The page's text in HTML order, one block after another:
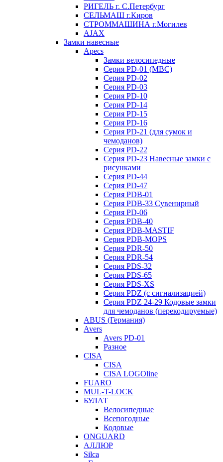
РИГЕЛЬ г. С.Петербург
СЕЛЬМАШ г.Киров
СТРОММАШИНА г.Могилев
AJAX
Замки навесные
Apecs
Замки велосипедные
Серия PD-01 (МВС)
Серия PD-02
Серия PD-03
Серия PD-10
Серия PD-14
Серия PD-15
Серия PD-16
Серия PD-21 (для сумок и
чемоданов)
Серия PD-22
Серия PD-23 Навесные замки с
рисунками
Серия PD-44
Серия PD-47
Серия PDB-01
Серия PDB-33 Сувенирный
Серия PD-06
Серия PDB-40
Серия PDB-MASTIF
Серия PDB-MOPS
Серия PDR-50
Серия PDR-54
Серия PDS-32
Серия PDS-65
Серия PDS-XS
Серия PDZ (с сигнализацией)
Серия PDZ 24-29 Кодовые замки
для чемоданов (перекодируемые)
ABUS (Германия)
Avers
Avers PD-01
Разное
CISA
CISA
CISA LOGOline
FUARO
MUL-T-LOCK
БУЛАТ
Велосипедные
Всепогодные
Кодовые
ONGUARD
АЛЛЮР
Silca